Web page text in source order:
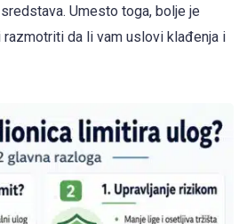
Umesto toga, bolje je
da li vam uslovi klađenja i